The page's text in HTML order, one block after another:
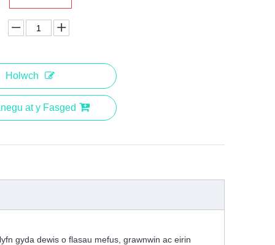
Holwch
at y Fasged
gyda dewis o flasau mefus, grawnwin ac eirin